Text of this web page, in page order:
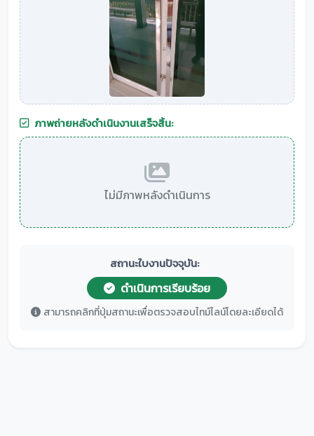
ภาพถ่ายหลังดำเนินงานเสร็จสิ้น:
ไม่มีภาพหลังดำเนินการ
สถานะใบงานปัจจุบัน:
ดำเนินการเรียบร้อย
สามารถคลิกที่ปุ่มสถานะเพื่อตรวจสอบไทม์ไลน์โดยละเอียดได้